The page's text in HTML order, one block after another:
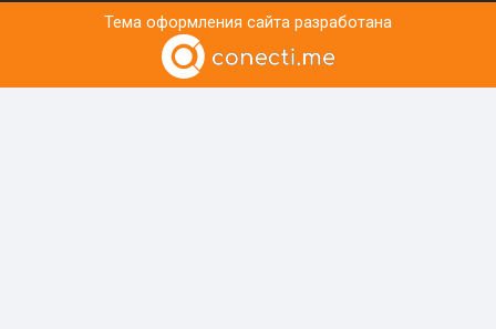
Тема оформления сайта разработана